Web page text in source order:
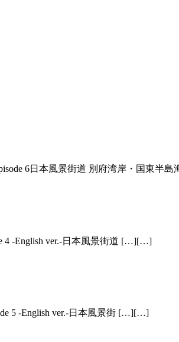
6日本風景街道 別府湾岸・国東半
4 -English ver.-日本風景街道 […][…]
5 -English ver.-日本風景街 […][…]